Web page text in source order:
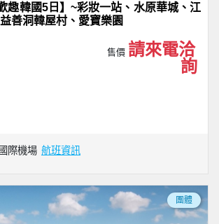
趣韓國5日】~彩妝一站、水原華城、江
善洞韓屋村、愛寶樂園
售價 請來電洽
詢
際機場 航班資訊
團體